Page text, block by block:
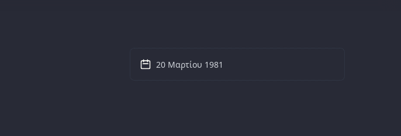
20 Μαρτίου 1981